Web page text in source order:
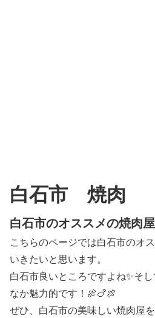
白石市 焼肉
白石市のオススメの焼肉屋
こちらのページでは白石市のオ
いきたいと思います。
白石市良いところですよね✨そ
なか魅力的です！🍖🍗🍖
ぜひ、白石市の美味しい焼肉屋